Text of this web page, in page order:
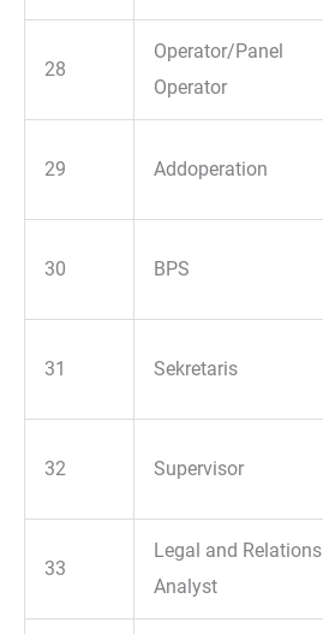
28
Operator/Panel
Operator
29 Addoperation
30 BPS
31 Sekretaris
32 Supervisor
33
Legal and Relations
Analyst